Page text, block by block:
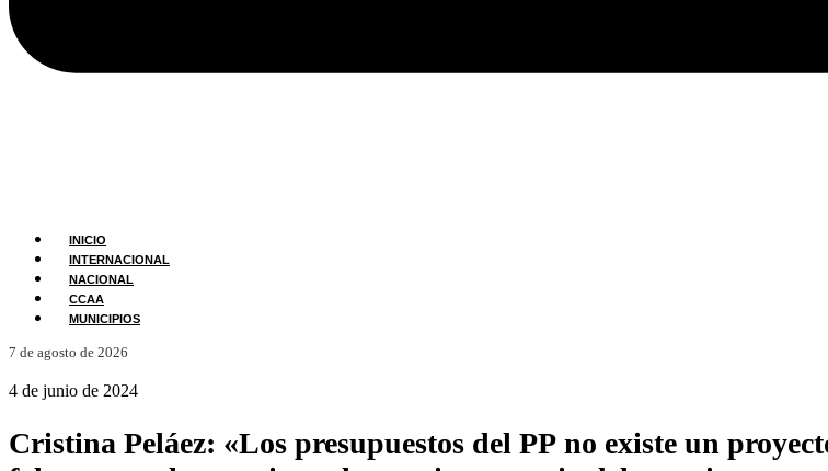
INICIO
INTERNACIONAL
NACIONAL
CCAA
MUNICIPIOS
7 de agosto de 2026
4 de junio de 2024
Cristina Peláez: «Los presupuestos del PP no existe un